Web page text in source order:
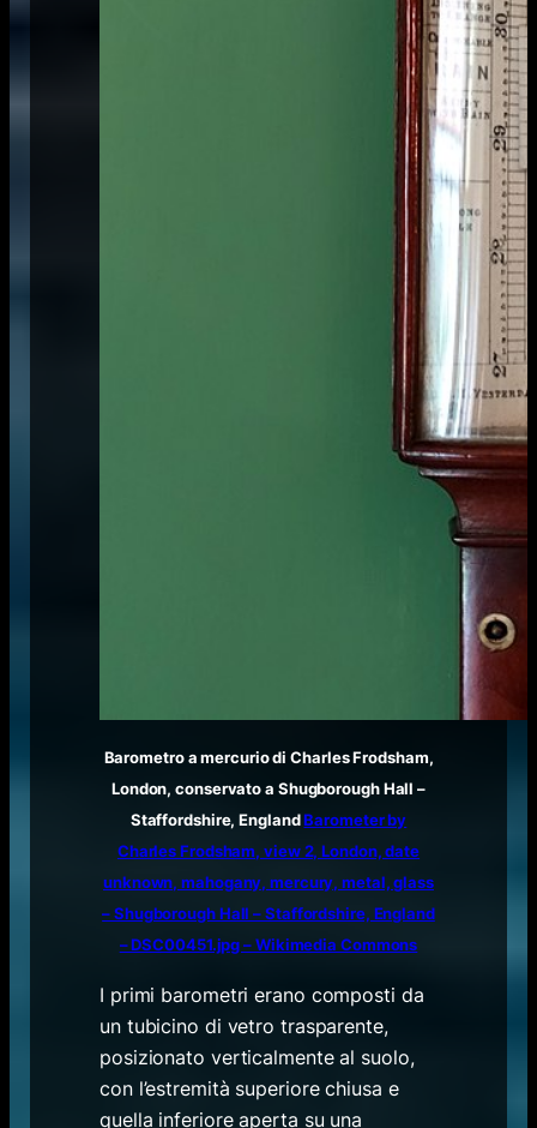
Barometro a mercurio di Charles Frodsham,
London, conservato a Shugborough Hall –
Staffordshire, EnglandBarometer by
Charles Frodsham, view 2, London, date
unknown, mahogany, mercury, metal, glass
– Shugborough Hall – Staffordshire, England
– DSC00451.jpg – Wikimedia Commons
I primi barometri erano composti da
un tubicino di vetro trasparente,
posizionato verticalmente al suolo,
con l’estremità superiore chiusa e
quella inferiore aperta su una